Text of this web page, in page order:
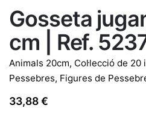
Gosseta
cm | Ref.
Animals 20cm, Col·lecció de 20
Pessebres, Figures de
33,88€